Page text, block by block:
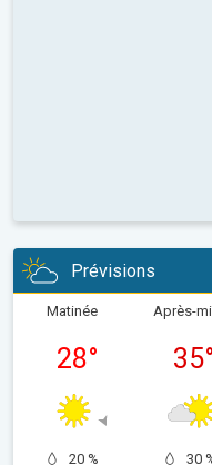
Prévisions
Matinée
28°
20 %
Après-
35°
30